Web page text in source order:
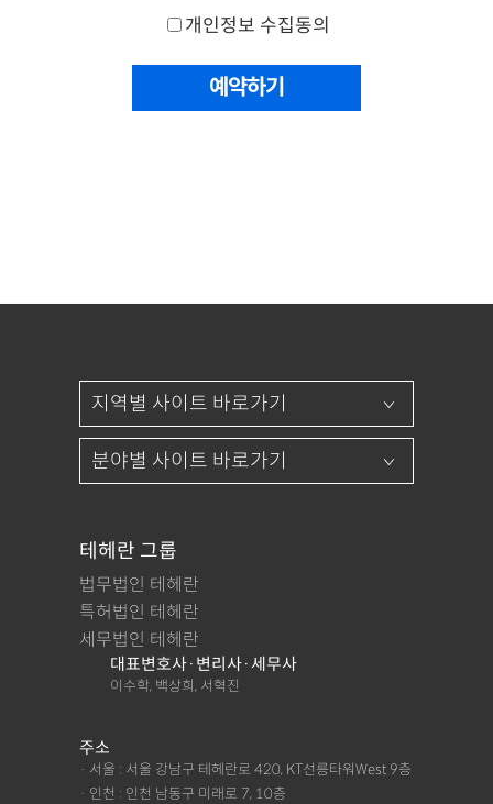
개인정보 수집동의
테헤란 그룹
법무법인 테헤란
특허법인 테헤란
세무법인 테헤란
대표변호사·변리사·세무사
이수학, 백상희, 서혁진
주소
· 서울 : 서울 강남구 테헤란로 420, KT선릉타워West 9층
· 인천 : 인천 남동구 미래로 7, 10층